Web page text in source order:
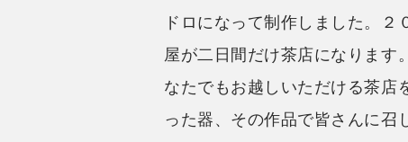
ドロになって制作しました。
屋が二日間だけ茶店になります
なたでもお越しいただける茶店
った器、その作品で皆さんに召